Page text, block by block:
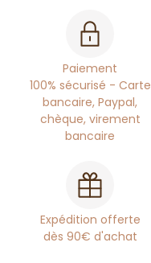
Paiement
100% sécurisé - Carte
bancaire, Paypal,
chèque, virement
bancaire
Expédition offerte
dès 90€ d'achat